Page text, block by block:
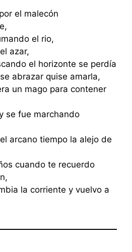
el malecón
el rio,
azar,
el horizonte se perdía
abrazar quise amarla,
un mago para contener
se fue marchando
arcano tiempo la alejo de
cuando te recuerdo
la corriente y vuelvo a